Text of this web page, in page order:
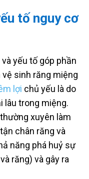
tố nguy cơ
yếu tố góp phần
sinh răng miệng
lợi chủ yếu là do
lâu trong miệng.
xuyên làm
chân răng và
năng phá huỷ sự
răng) và gây ra